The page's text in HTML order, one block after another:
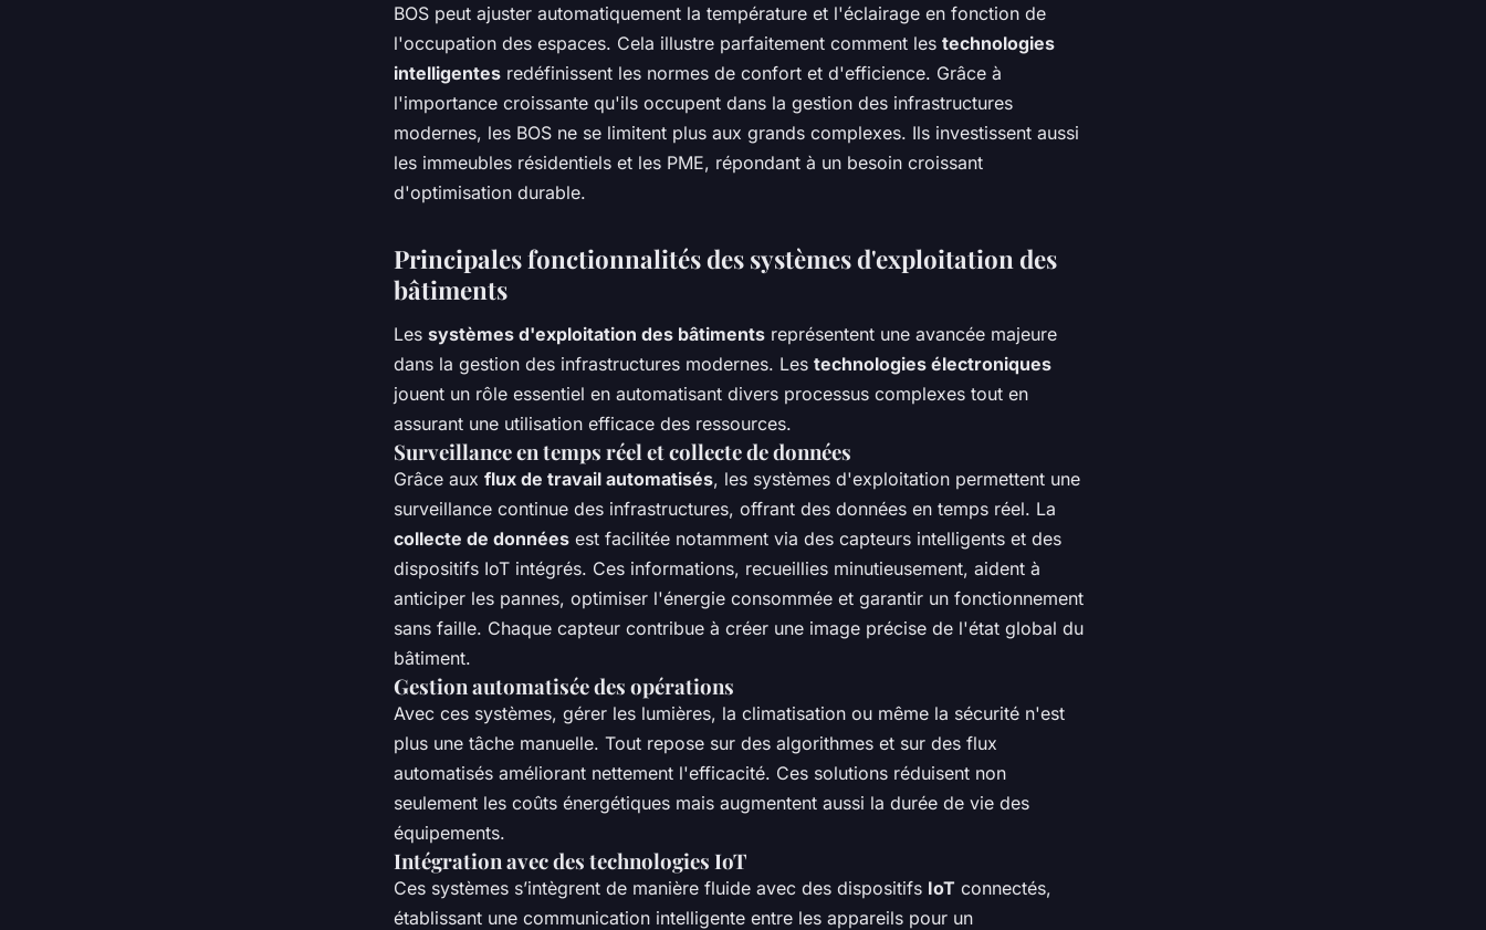
BOS peut ajuster automatiquement la température et l'éclairage en fonction de
l'occupation des espaces. Cela illustre parfaitement comment les technologies
intelligentes redéfinissent les normes de confort et d'efficience. Grâce à
l'importance croissante qu'ils occupent dans la gestion des infrastructures
modernes, les BOS ne se limitent plus aux grands complexes. Ils investissent aussi
les immeubles résidentiels et les PME, répondant à un besoin croissant
d'optimisation durable.
Principales fonctionnalités des systèmes d'exploitation des
bâtiments
Les systèmes d'exploitation des bâtiments représentent une avancée majeure
dans la gestion des infrastructures modernes. Les technologies électroniques
jouent un rôle essentiel en automatisant divers processus complexes tout en
assurant une utilisation efficace des ressources.
Surveillance en temps réel et collecte de données
Grâce aux flux de travail automatisés, les systèmes d'exploitation permettent une
surveillance continue des infrastructures, offrant des données en temps réel. La
collecte de données est facilitée notamment via des capteurs intelligents et des
dispositifs IoT intégrés. Ces informations, recueillies minutieusement, aident à
anticiper les pannes, optimiser l'énergie consommée et garantir un fonctionnement
sans faille. Chaque capteur contribue à créer une image précise de l'état global du
bâtiment.
Gestion automatisée des opérations
Avec ces systèmes, gérer les lumières, la climatisation ou même la sécurité n'est
plus une tâche manuelle. Tout repose sur des algorithmes et sur des flux
automatisés améliorant nettement l'efficacité. Ces solutions réduisent non
seulement les coûts énergétiques mais augmentent aussi la durée de vie des
équipements.
Intégration avec des technologies IoT
Ces systèmes s’intègrent de manière fluide avec des dispositifs IoT connectés,
établissant une communication intelligente entre les appareils pour un